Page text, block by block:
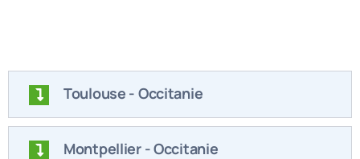
Toulouse - Occitanie
Montpellier - Occitanie